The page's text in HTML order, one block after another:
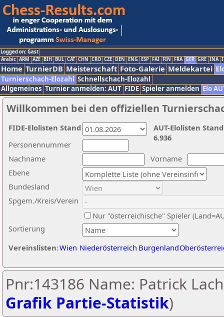
Logged on: Gast
Arabic ARM AZE BIH BUL CAT CHN CRO CZE DEN ENG ESP FAI FIN FRA GER GRE INA
Home TurnierDB Meisterschaft Foto-Galerie Meldekartei
Turnierschach-Elozahl Schnellschach-Elozahl
Allgemeines Turnier anmelden: AUT FIDE Spieler anmelden Elo
Willkommen bei den offiziellen
Nachname
Vorname
Ebene
Sortierung
Personennummer
Bundesland
Spgem./Kreis/Verein
Nur "österreichische" Spieler
Vereinslisten:Wien Niederösterreich Burgenland
AUT-Elolisten
6.936
FIDE-Elolisten Stand
Pnr:143186 Name: Patrick
Grafik Partie-Statistik)